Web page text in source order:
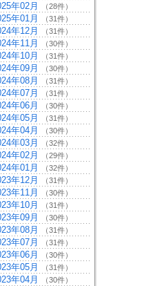
年02月 （28件）
年01月 （31件）
年12月 （31件）
年11月 （30件）
年10月 （31件）
年09月 （30件）
年08月 （31件）
年07月 （31件）
年06月 （30件）
年05月 （31件）
年04月 （30件）
年03月 （32件）
年02月 （29件）
年01月 （32件）
年12月 （31件）
年11月 （30件）
年10月 （31件）
年09月 （30件）
年08月 （31件）
年07月 （31件）
年06月 （30件）
年05月 （31件）
年04月 （30件）